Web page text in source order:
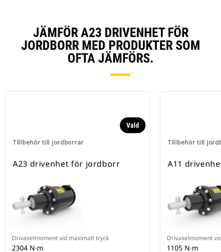
JÄMFÖR A23 DRIVENHET FÖR
JORDBORR MED PRODUKTER SOM
OFTA JÄMFÖRS.
Tillbehör till jordborrar
Vald
A23 drivenhet för jordborr
Drivaxelmoment vid maximalt tryck
2304 N·m
Tillbehör till
A11
Drivaxelmoment
1105 N·m